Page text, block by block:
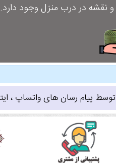
نقشه در درب منزل وجود دارد.
توسط پیام رسان های واتساپ ،